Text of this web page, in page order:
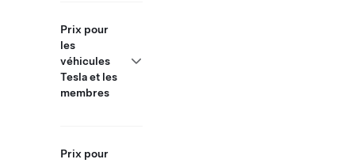
Prix pour
les
véhicules
Tesla et les
membres
Prix pour